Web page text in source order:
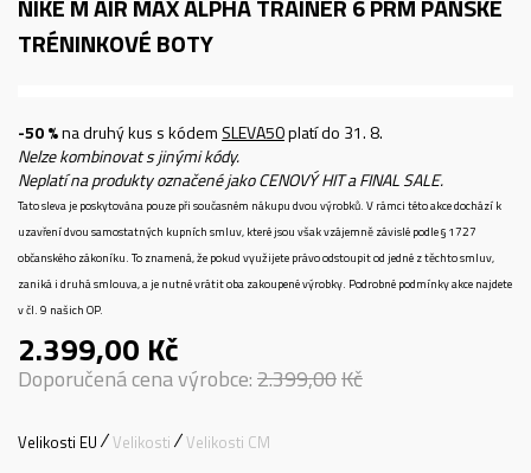
NIKE M AIR MAX ALPHA TRAINER 6 PRMPÁNSKÉ
TRÉNINKOVÉ BOTY
-50 %na druhý kus s kódem SLEVA50platí do 31. 8.
Nelze kombinovat s jinými kódy.
Neplatí na produkty označené jako CENOVÝ HIT a FINAL SALE.
Tato sleva je poskytována pouze při současném nákupu dvou výrobků. V rámci této akce dochází k
uzavření dvou samostatných kupních smluv, které jsou však vzájemně závislé podle § 1727
občanského zákoníku. To znamená, že pokud využijete právo odstoupit od jedné z těchto smluv,
zaniká i druhá smlouva, a je nutné vrátit oba zakoupené výrobky. Podrobné podmínky akce najdete
v čl. 9 našich OP.
2.399,00 Kč
Doporučená cena výrobce:2.399,00Kč
Velikosti EU Velikosti Velikosti CM